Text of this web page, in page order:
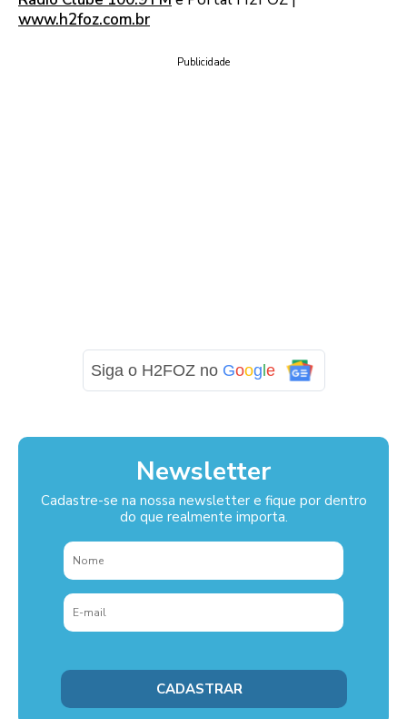
www.h2foz.com.br
Publicidade
Siga o H2FOZ no Google
Newsletter
Cadastre-se na nossa newsletter e fique por dentro
do que realmente importa.